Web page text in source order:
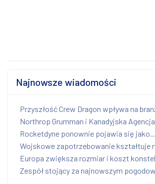
Najnowsze wiadomości
Przyszłość Crew Dragon wpływa na
Northrop Grumman i Kanadyjska
Rocketdyne ponownie pojawia się jako...
Wojskowe zapotrzebowanie kształtuje
Europa zwiększa rozmiar i koszt
Zespół stojący za najnowszym